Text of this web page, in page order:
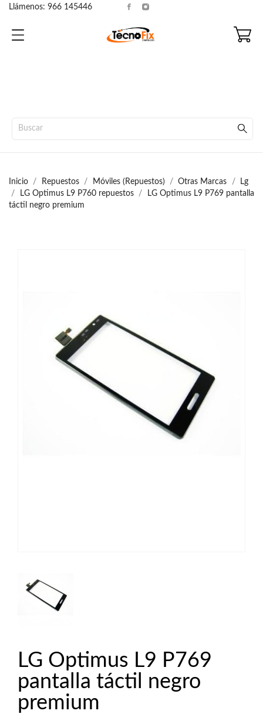
Llámenos: 966 145446
Inicio Repuestos Móviles (Repuestos) Otras Marcas
Lg
LG Optimus L9 P760 repuestos
LG Optimus L9 P769 pantalla
táctil negro premium
LG Optimus L9 P769
pantalla táctil negro
premium